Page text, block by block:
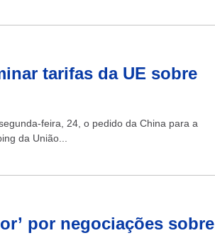
tarifas da UE sobre
feira, 24, o pedido da China para a
da União...
por negociações sobre